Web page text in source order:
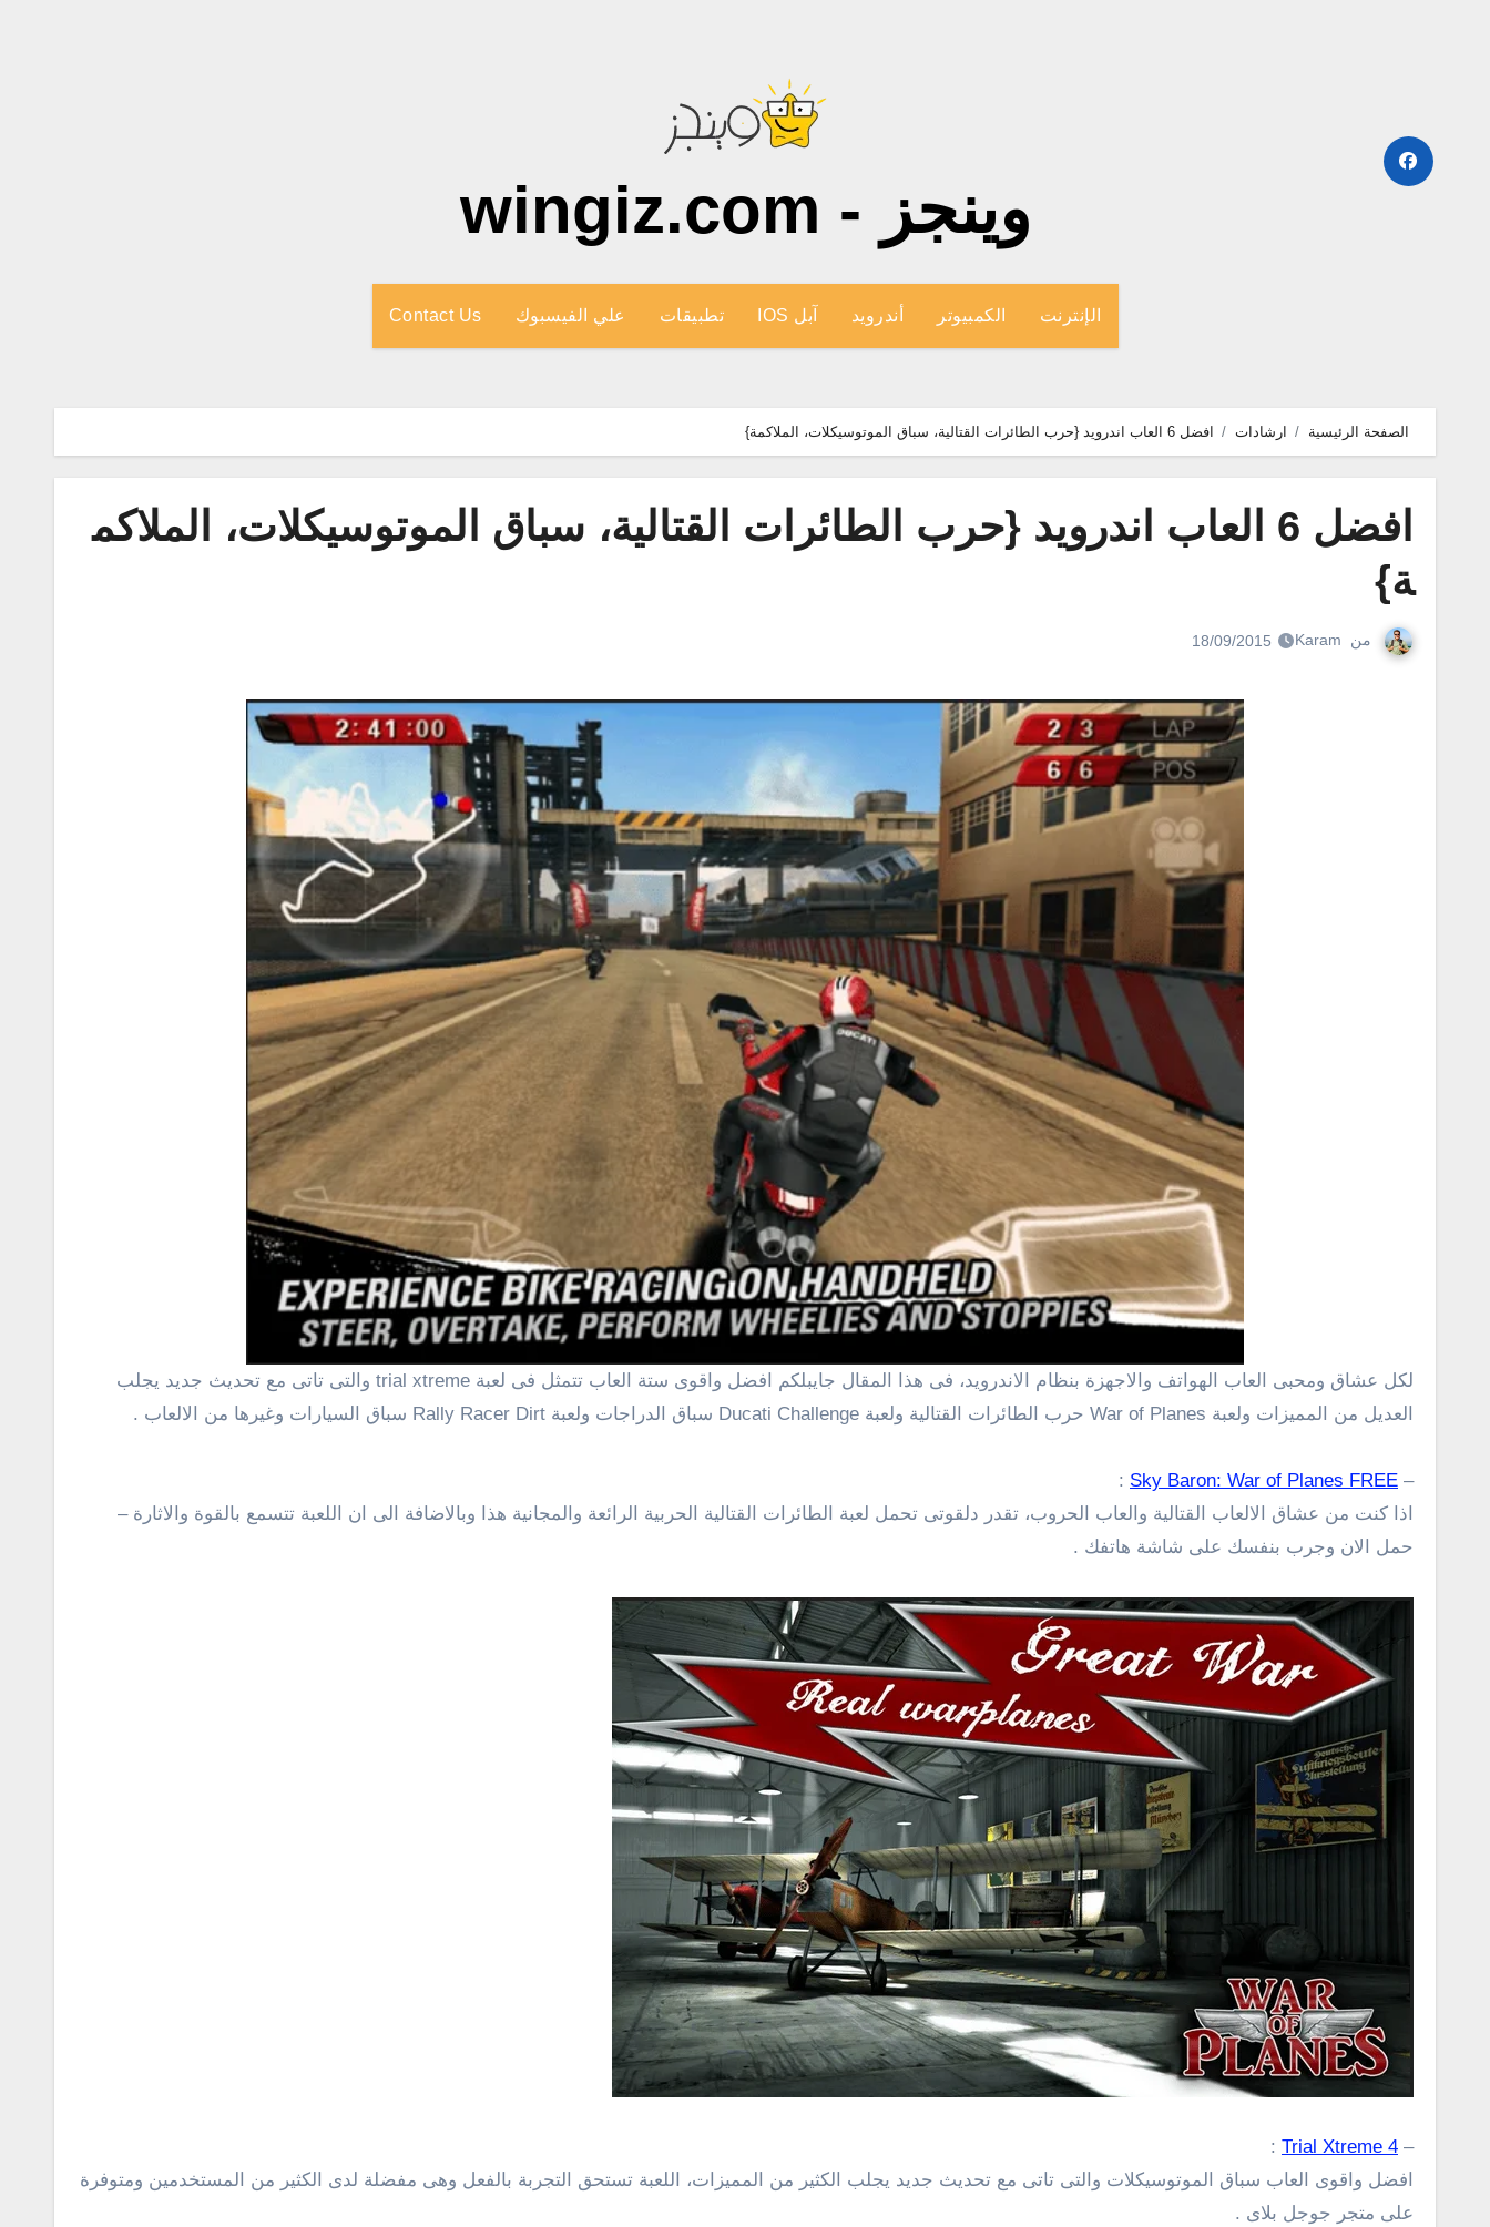
وينجز - wingiz.com
الإنترنت الكمبيوتر أندرويد آبل IOS تطبيقات علي الفيسبوك Contact Us
الصفحة الرئيسية ارشادات افضل 6 العاب اندرويد {حرب الطائرات القتالية، سباق الموتوسيكلات، الملاكمة}
افضل 6 العاب اندرويد {حرب الطائرات القتالية، سباق الموتوسيكلات، الملاكم
ة}
من Karam
18/09/2015
لكل عشاق ومحبى العاب الهواتف والاجهزة بنظام الاندرويد، فى هذا المقال جايبلكم افضل واقوى ستة العاب تتمثل فى لعبة trial xtreme والتى تاتى مع تحديث جديد يجلب
العديل من المميزات ولعبة War of Planes حرب الطائرات القتالية ولعبة Ducati Challenge سباق الدراجات ولعبة Rally Racer Dirt سباق السيارات وغيرها من الالعاب .
–
Sky Baron: War of Planes FREE
:
اذا كنت من عشاق الالعاب القتالية والعاب الحروب، تقدر دلقوتى تحمل لعبة الطائرات القتالية الحربية الرائعة والمجانية هذا وبالاضافة الى ان اللعبة تتسمع بالقوة والاثارة –
حمل الان وجرب بنفسك على شاشة هاتفك .
–
Trial Xtreme 4
:
افضل واقوى العاب سباق الموتوسيكلات والتى تاتى مع تحديث جديد يجلب الكثير من المميزات، اللعبة تستحق التجربة بالفعل وهى مفضلة لدى الكثير من المستخدمين ومتوفرة
على متجر جوجل بلاى .